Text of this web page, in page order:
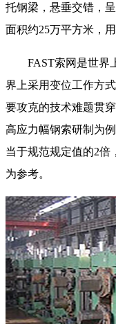
托钢梁，悬垂交错，
面积约25万平方米，
FAST索网是世界
界上采用变位工作方
要攻克的技术难题贯
高应力幅钢索研制为
当于规范规定值的2倍
为参考。